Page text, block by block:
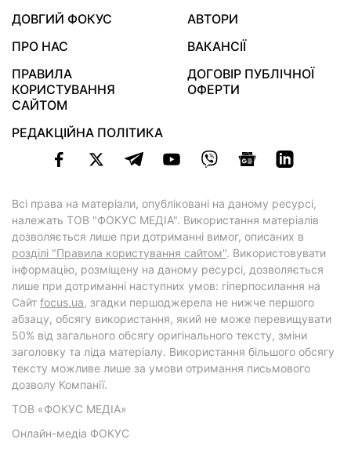
ДОВГИЙ ФОКУС
АВТОРИ
ПРО НАС
ВАКАНСІЇ
ПРАВИЛА
КОРИСТУВАННЯ
САЙТОМ
ДОГОВІР ПУБЛІЧНОЇ
ОФЕРТИ
РЕДАКЦІЙНА ПОЛІТИКА
Всі права на матеріали, опубліковані на даному ресурсі,
належать ТОВ "ФОКУС МЕДІА". Використання матеріалів
дозволяється лише при дотриманні вимог, описаних в
розділі "Правила користування сайтом". Використовувати
інформацію, розміщену на даному ресурсі, дозволяється
лише при дотриманні наступних умов: гіперпосилання на
Cайт focus.ua, згадки першоджерела не нижче першого
абзацу, обсягу використання, який не може перевищувати
50% від загального обсягу оригінального тексту, зміни
заголовку та ліда матеріалу. Використання більшого обсягу
тексту можливе лише за умови отримання письмового
дозволу Компанії.
ТОВ «ФОКУС МЕДІА»
Онлайн-медіа ФОКУС